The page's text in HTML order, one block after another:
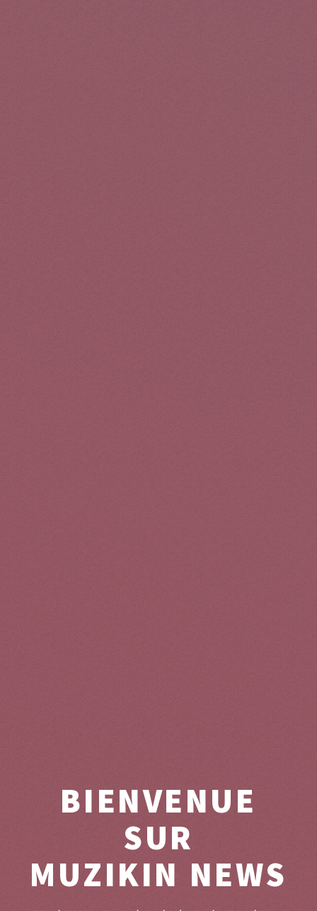
BIENVENUE
SUR
MUZIKIN NEWS